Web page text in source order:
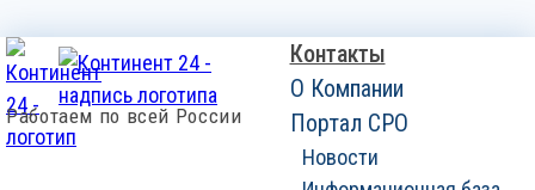
Работаем по всей России
Контакты
О Компании
Портал СРО
Новости